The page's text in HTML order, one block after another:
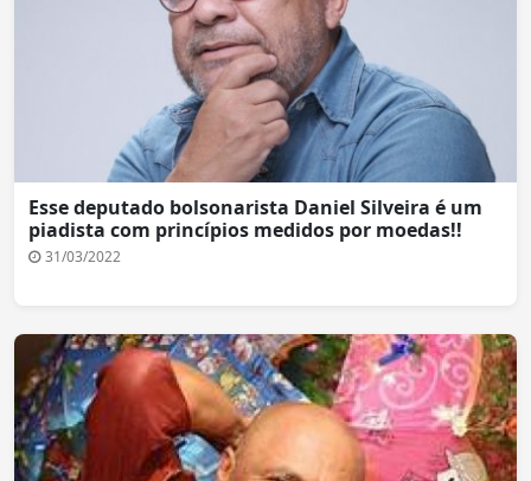
Esse deputado bolsonarista Daniel Silveira é um
piadista com princípios medidos por moedas!!
31/03/2022